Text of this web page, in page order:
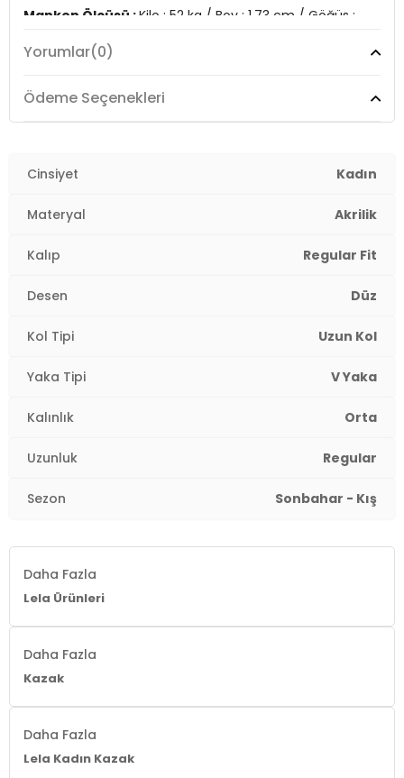
Manken Ölçüsü :Kilo : 52 kg / Boy : 1.73 cm / Göğüs :
2DK6327030.07
Yorumlar(0)
Ödeme Seçenekleri
Cinsiyet Kadın
Materyal Akrilik
Kalıp Regular Fit
Desen Düz
Kol Tipi Uzun Kol
Yaka Tipi V Yaka
Kalınlık Orta
Uzunluk Regular
Sezon Sonbahar - Kış
Daha Fazla
Lela Ürünleri
Daha Fazla
Kazak
Daha Fazla
Lela Kadın Kazak